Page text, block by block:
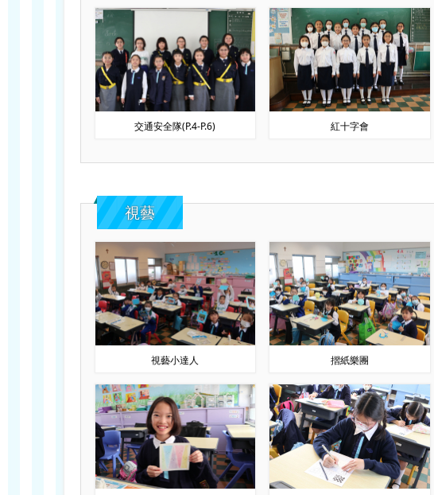
交通安全隊(P.4-P.6) 紅十字會
視藝
視藝小達人 摺紙樂團